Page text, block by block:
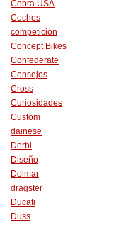
Cobra USA
Coches
competición
Concept Bikes
Confederate
Consejos
Cross
Curiosidades
Custom
dainese
Derbi
Diseño
Dolmar
dragster
Ducati
Duss